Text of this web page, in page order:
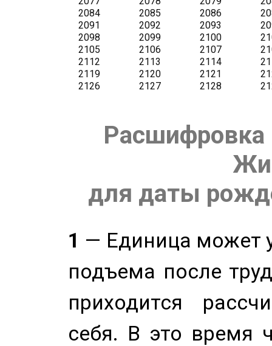
Расшифровка
для даты
1 — Единица может
подъема после
приходится
себя. В это время